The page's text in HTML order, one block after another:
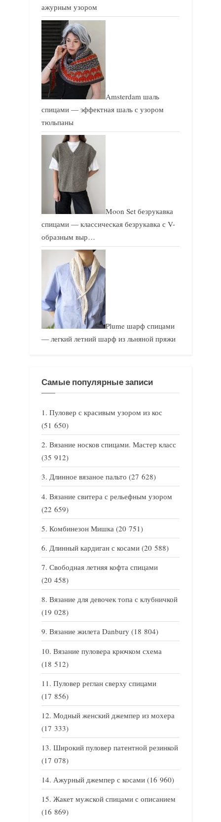
ажурным узором
Amsterdam шаль
спицами — эффектная шаль с узором
тюльпаны
Moon Set безрукавка
спицами — классическая безрукавка с V-
образным выр…
Plume шарф спицами
— легкий летний шарф из льняной пряжи
Самые популярные записи
Пуловер с красивым узором из кос
(51 650)
Вязание носков спицами. Мастер класс
(35 912)
Длинное вязаное пальто (27 628)
Вязание свитера с рельефным узором
(22 659)
Комбинезон Мишка (20 751)
Длинный кардиган с косами (20 588)
Свободная летняя кофта спицами
(20 458)
Вязание для девочек топа с клубничкой
(19 028)
Вязание жилета Danbury (18 804)
Вязание пуловера крючком схема
(18 512)
Пуловер реглан сверху спицами
(17 856)
Модный женский джемпер из мохера
(17 333)
Широкий пуловер патентной резинкой
(17 078)
Ажурный джемпер с косами (16 960)
Жакет мужской спицами с описанием
(16 869)